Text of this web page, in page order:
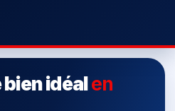
idéalen